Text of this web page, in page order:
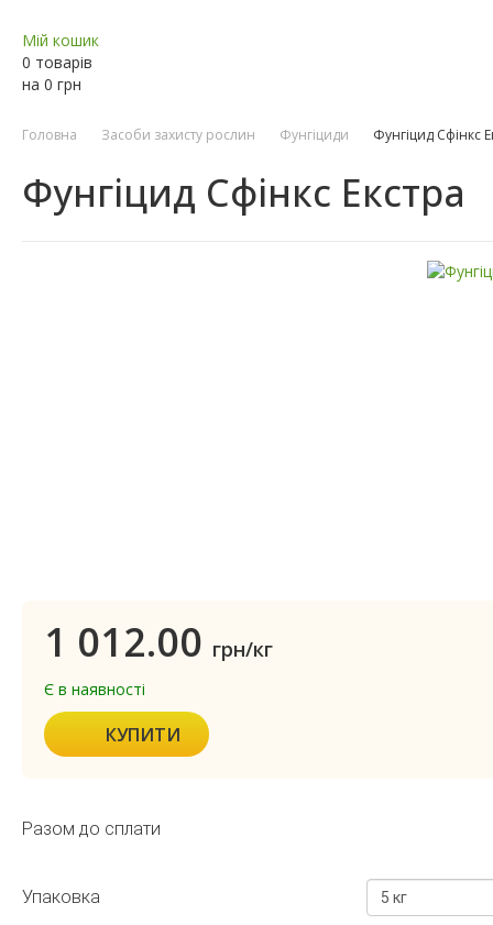
Мій кошик
0 товарів
на 0 грн
Головна Засоби захисту рослин Фунгіциди Фунгіцид Сфінкс
Фунгіцид Сфінкс Екстра
1 012.00 грн/кг
Є в наявності
КУПИТИ
Разом до сплати
Упаковка 5 кг